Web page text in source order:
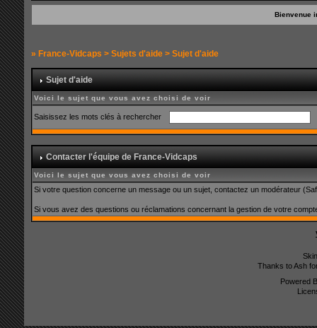
Bienvenue
» France-Vidcaps >Sujets d'aide > Sujet d'aide
Sujet d'aide
Voici le sujet que vous avez choisi de voir
Saisissez les mots clés à rechercher
Contacter l'équipe de France-Vidcaps
Voici le sujet que vous avez choisi de voir
Si votre question concerne un message ou un sujet, contactez un modérateur
Si vous avez des questions ou réclamations concernant la gestion de votre
Thanks to Ash
Powered